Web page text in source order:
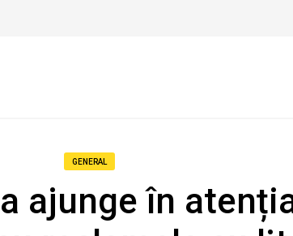
GENERAL
ajunge în